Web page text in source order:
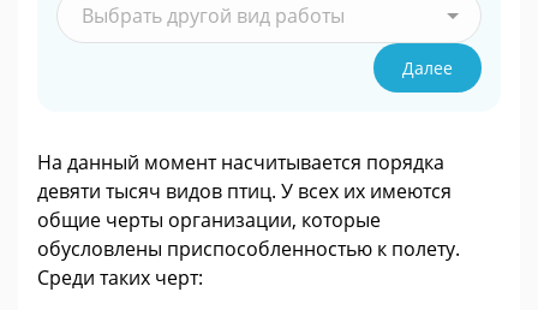
Выбрать другой вид работы
Далее
На данный момент насчитывается порядка
девяти тысяч видов птиц. У всех их имеются
общие черты организации, которые
обусловлены приспособленностью к полету.
Среди таких черт: